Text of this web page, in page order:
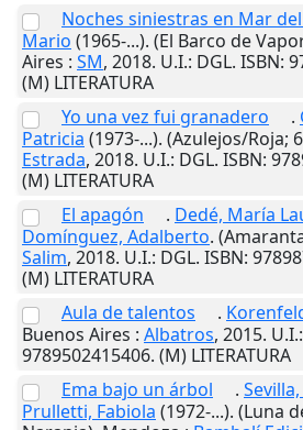
Noches siniestras en Mar
Mario (1965-...). (El Barco de
Aires : SM, 2018. U.I.: DGL. ISBN:
(M) LITERATURA
Yo una vez fui granadero
.
Patricia (1973-...). (Azulejos/Roja;
Estrada, 2018. U.I.: DGL. ISBN:
(M) LITERATURA
El apagón
. Dedé, María
Domínguez, Adalberto.
Salim, 2018. U.I.: DGL. ISBN:
(M) LITERATURA
Aula de talentos
.
Buenos Aires : Albatros, 2015. U.I.
9789502415406. (M) LITERATURA
Ema bajo un árbol
.
Prulletti, Fabiola (1972-...). (Luna